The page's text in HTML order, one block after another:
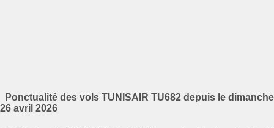
Ponctualité des vols TUNISAIR TU682 depuis le dimanche
26 avril 2026